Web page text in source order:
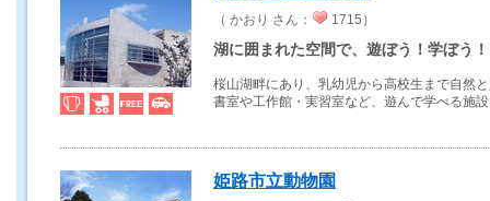
（ かおり さん： 1715）
湖に囲まれた空間で、遊ぼう！学ぼう！
桜山湖畔にあり、乳幼児から高校生まで自然
書室や工作館・実習室など、遊んで学べる施
姫路市立動物園